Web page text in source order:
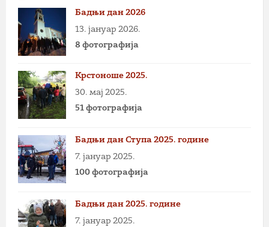
Бадњи дан 2026
13. јануар 2026.
8 фотографија
Крстоноше 2025.
30. мај 2025.
51 фотографија
Бадњи дан Ступа 2025. године
7. јануар 2025.
100 фотографија
Бадњи дан 2025. године
7. јануар 2025.